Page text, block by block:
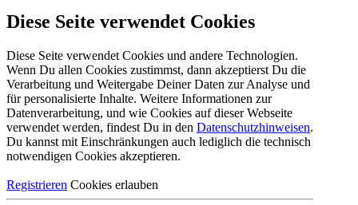
Diese Seite verwendet Cookies
Diese Seite verwendet Cookies und andere Technologien.
Wenn Du allen Cookies zustimmst, dann akzeptierst Du die
Verarbeitung und Weitergabe Deiner Daten zur Analyse und
für personalisierte Inhalte. Weitere Informationen zur
Datenverarbeitung, und wie Cookies auf dieser Webseite
verwendet werden, findest Du in den Datenschutzhinweisen.
Du kannst mit Einschränkungen auch lediglich die technisch
notwendigen Cookies akzeptieren.
Registrieren Cookies erlauben